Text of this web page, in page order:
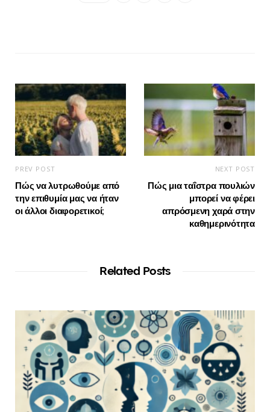
PREV POST
Πώς να λυτρωθούμε από
την επιθυμία μας να ήταν
οι άλλοι διαφορετικοί;
NEXT POST
Πώς μια ταΐστρα πουλιών
μπορεί να φέρει
απρόσμενη χαρά στην
καθημερινότητα
Related Posts